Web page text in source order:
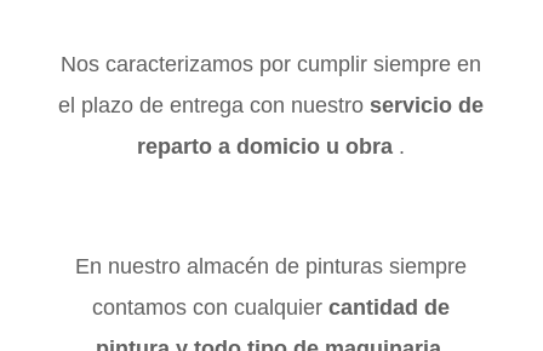
Nos caracterizamos por cumplir siempre en
el plazo de entrega con nuestroservicio de
reparto a domicio u obra .
En nuestro almacén de pinturas siempre
contamos con cualquiercantidad de